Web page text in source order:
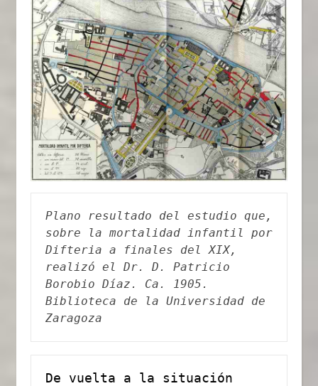
Plano resultado del estudio que,
sobre la mortalidad infantil por
Difteria a finales del XIX,
realizó el Dr. D. Patricio
Borobio Díaz. Ca. 1905.
Biblioteca de la Universidad de
Zaragoza
De vuelta a la situación